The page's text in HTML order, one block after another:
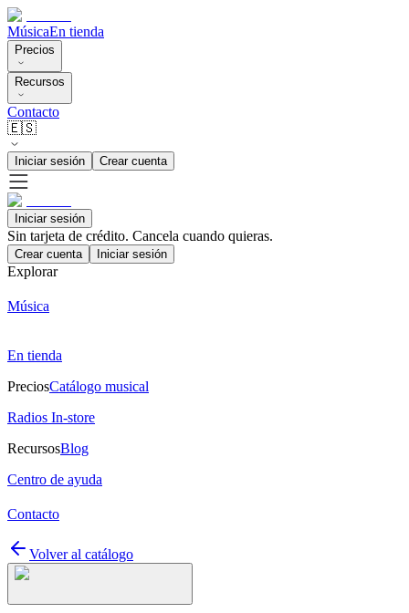
MúsicaEn tienda
Precios
Recursos
Contacto
🇪🇸
Iniciar sesión Crear cuenta
Iniciar sesión
Sin tarjeta de crédito. Cancela cuando quieras.
Crear cuenta Iniciar sesión
Explorar
Música
En tienda
PreciosCatálogo musical
Radios In-store
RecursosBlog
Centro de ayuda
Contacto
Volver al catálogo